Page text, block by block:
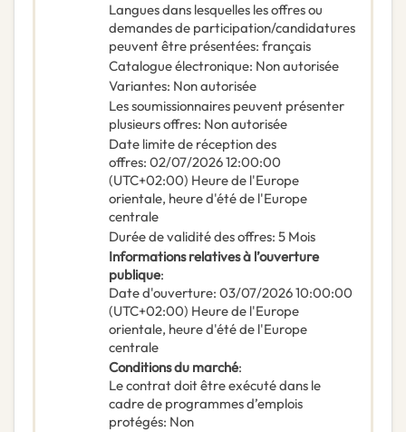
Langues dans lesquelles les offres ou
demandes de participation/candidatures
peuvent être présentées: français
Catalogue électronique: Non autorisée
Variantes: Non autorisée
Les soumissionnaires peuvent présenter
plusieurs offres: Non autorisée
Date limite de réception des
offres: 02/07/202612:00:00
(UTC+02:00) Heure de l'Europe
orientale, heure d'été de l'Europe
centrale
Durée de validité des offres: 5 Mois
Informations relatives à l’ouverture
publique:
Date d'ouverture: 03/07/202610:00:00
(UTC+02:00) Heure de l'Europe
orientale, heure d'été de l'Europe
centrale
Conditions du marché:
Le contrat doit être exécuté dans le
cadre de programmes d’emplois
protégés: Non